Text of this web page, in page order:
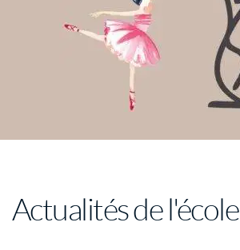
Actualités de l'école